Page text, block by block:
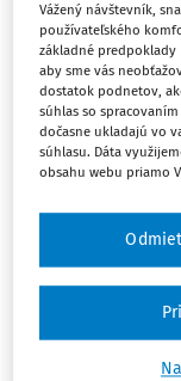
Z. z. o
dvojstrannom
zasadnutí
za účasti
sociálnymi
Podľa §
mzde:Ak
podľa §
Vážený návštevník,
používateľského
základné
aby sme vás
dostatok podnetov,
súhlas so
dočasne ukladajú vo
súhlasu. Dáta
obsahu webu priamo